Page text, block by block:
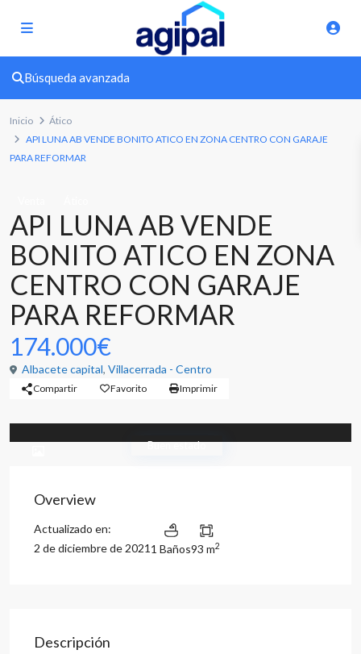
Búsqueda avanzada
Inicio
Ático
API LUNA AB VENDE BONITO ATICO EN ZONA CENTRO CON GARAJE
PARA REFORMAR
API LUNA AB VENDE
BONITO ATICO EN ZONA
CENTRO CON GARAJE
PARA REFORMAR
174.000€
Albacete capital, Villacerrada - Centro
Compartir Favorito Imprimir
Buen estado
Overview
Actualizado en:
2 de diciembre de 20211 Baños93 m2
Descripción